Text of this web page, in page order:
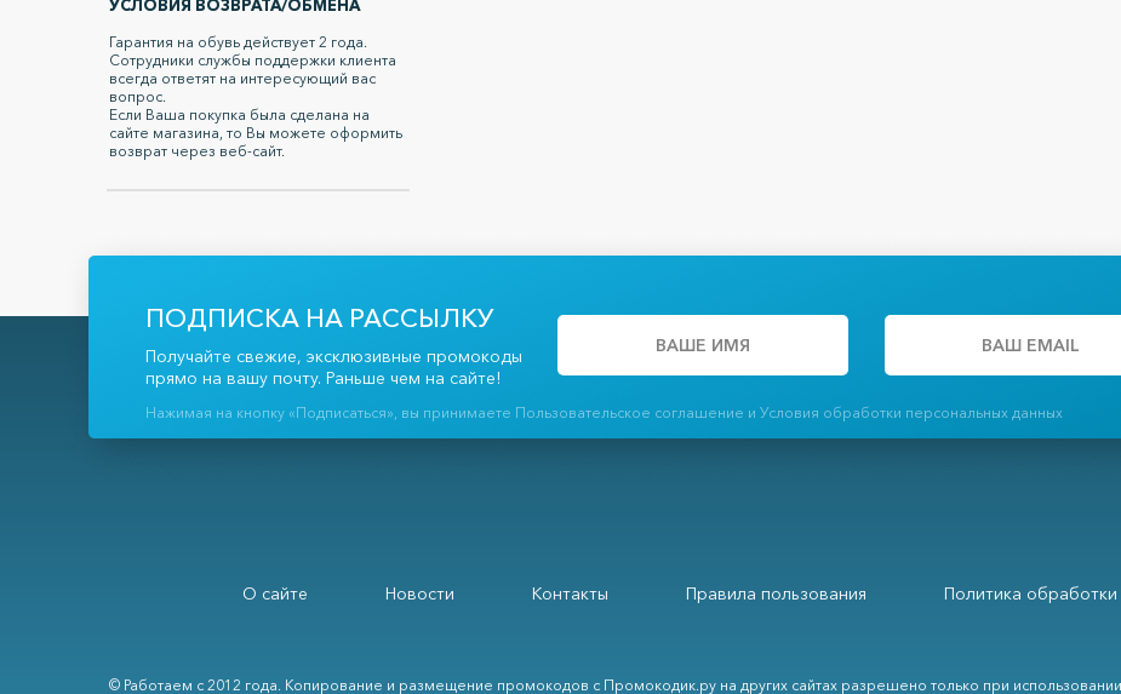
УСЛОВИЯ ВОЗВРАТА/ОБМЕНА
Гарантия на обувь действует 2 года.
Сотрудники службы поддержки клиента
всегда ответят на интересующий вас
вопрос.
Если Ваша покупка была сделана на
сайте магазина, то Вы можете оформить
возврат через веб-сайт.
ПОДПИСКА НА РАССЫЛКУ
Получайте свежие, эксклюзивные промокоды
прямо на вашу почту. Раньше чем на сайте!
Нажимая на кнопку «Подписаться», вы принимаете Пользовательское соглашение и Условия обработки персональных данных
О сайте Новости Контакты Правила пользования Политика
© Работаем с 2012 года. Копирование и размещение промокодов с Промокодик.ру на других сайтах разрешено только при